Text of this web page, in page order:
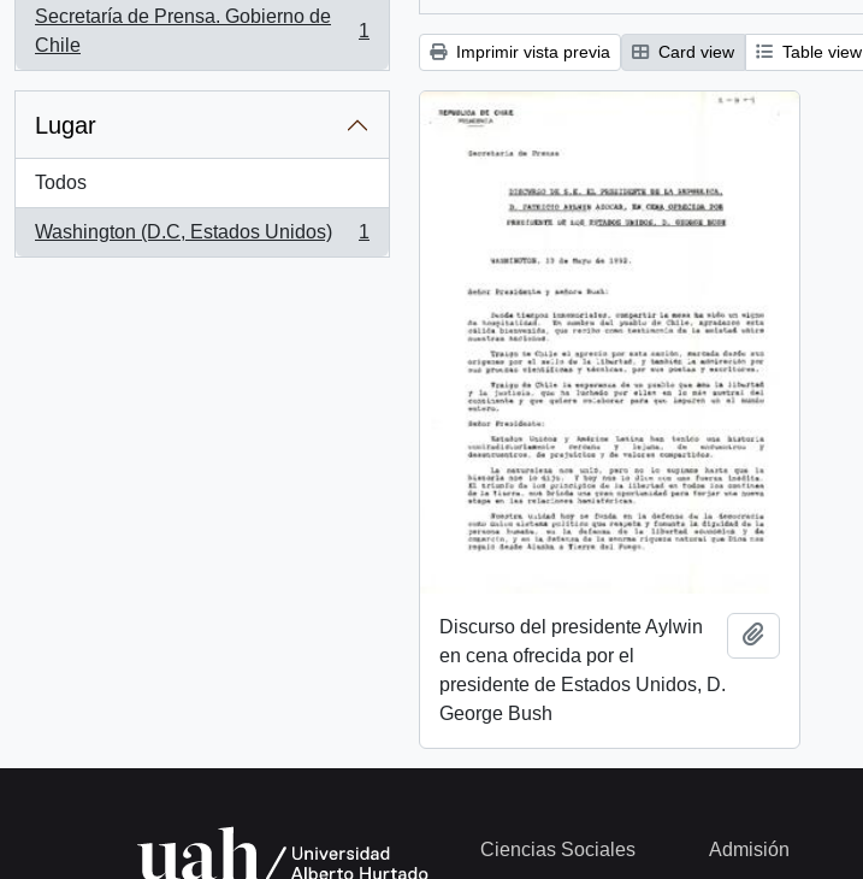
Secretaría de Prensa. Gobierno de
Chile
, 1 resultados
1
Lugar
Todos
Washington (D.C, Estados Unidos)
, 1 resultados
1
Imprimir vista previa Card view Table view
Discurso del presidente Aylwin
en cena ofrecida por el
presidente de Estados Unidos, D.
George Bush
Ciencias Sociales Admisión